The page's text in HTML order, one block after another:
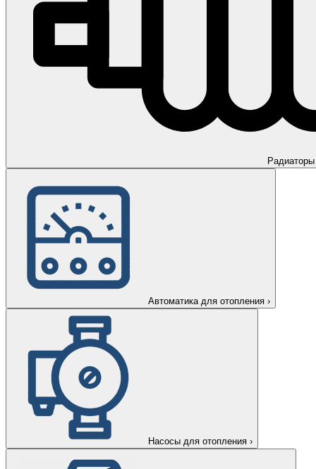
Радиаторы
Автоматика для отопления ›
Насосы для отопления ›